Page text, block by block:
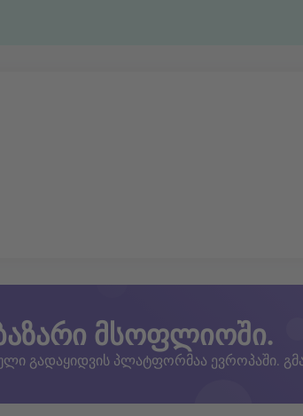
მსოფლიოში.
გადაყიდვის პლატფორმაა ევროპაში.